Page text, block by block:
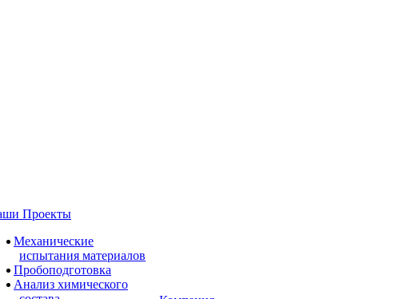
Проекты
Механические
испытания материалов
Пробоподготовка
Анализ химического